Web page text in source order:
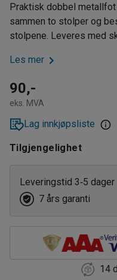
Praktisk dobbel
sammen to stolper og
stolpene. Leveres med
Les mer
90,-
eks. MVA
Lag innkjøpsliste
Tilgjengelighet
Leveringstid 3‑5 dager
7 års garanti
14